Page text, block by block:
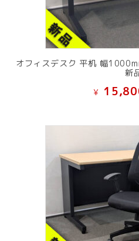
オフィスデスク 平机 幅
新
¥